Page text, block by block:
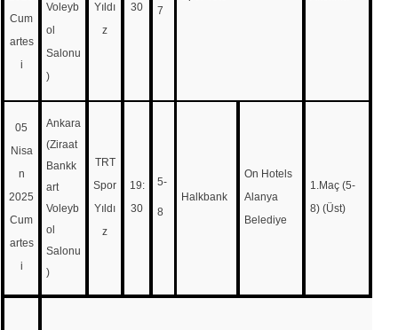
Cum
artes
i
Voleyb
ol
Salonu
)
Yıldı
z
30
7
05
Nisa
n
2025
Cum
artes
i
Ankara
(Ziraat
Bankk
art
Voleyb
ol
Salonu
)
TRT
Spor
Yıldı
z
19:
30
5-
8
Halkbank
On Hotels
Alanya
Belediye
1.Maç (5-
8) (Üst)